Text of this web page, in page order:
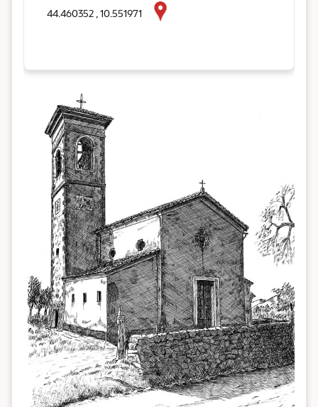
44.460352 , 10.551971